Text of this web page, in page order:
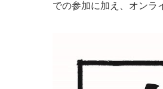
での参加に加え、オンラ